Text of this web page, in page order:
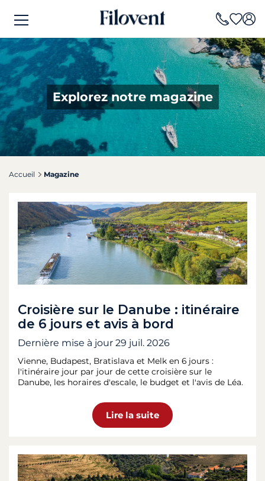
Explorez notre magazine
Accueil Magazine
Croisière sur le Danube : itinéraire
de 6 jours et avis à bord
Dernière mise à jour 29 juil. 2026
Vienne, Budapest, Bratislava et Melk en 6 jours :
l'itinéraire jour par jour de cette croisière sur le
Danube, les horaires d'escale, le budget et l'avis de Léa.
Lire la suite